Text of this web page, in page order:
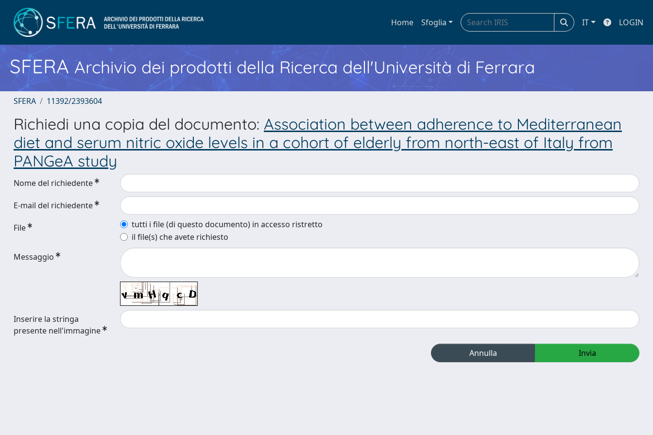
Home Sfoglia IT LOGIN
SFERA Archivio dei prodotti della Ricerca dell'Università di Ferrara
SFERA 11392/2393604
Richiedi una copia del documento: Association between adherence to Mediterranean
diet and serum nitric oxide levels in a cohort of elderly from north-east of Italy from
PANGeA study
Nome del richiedente
E-mail del richiedente
File
tutti i file (di questo documento) in accesso ristretto
il file(s) che avete richiesto
Messaggio
Inserire la stringa
presente nell'immagine
Annulla Invia